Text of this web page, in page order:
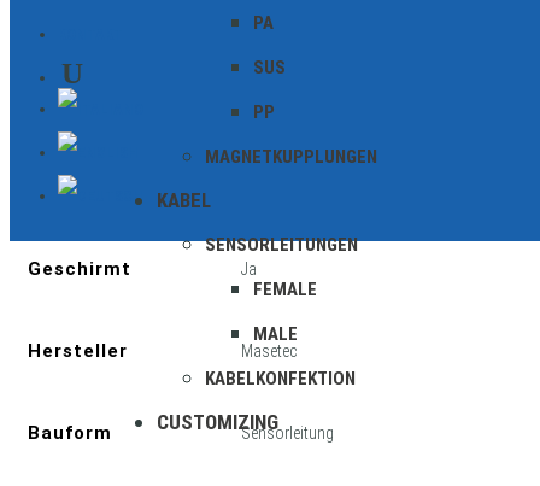
PA
SUS
PP
MAGNETKUPPLUNGEN
KABEL
SENSORLEITUNGEN
FEMALE
MALE
KABELKONFEKTION
CUSTOMIZING
Zusätzliche Informationen
Geschirmt Ja
Hersteller Masetec
Bauform Sensorleitung